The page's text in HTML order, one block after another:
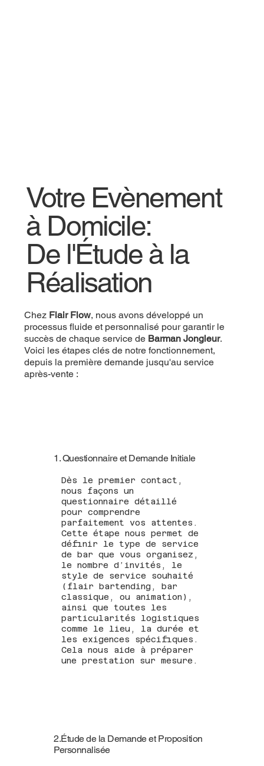
Votre Evènement
à Domicile:
De l'Étude à la
Réalisation
Chez Flair Flow, nous avons développé un
processus fluide et personnalisé pour garantir le
succès de chaque service de Barman Jongleur.
Voici les étapes clés de notre fonctionnement,
depuis la première demande jusqu'au service
après-vente :
1. Questionnaire et Demande Initiale
Dès le premier contact,
nous façons un
questionnaire détaillé
pour comprendre
parfaitement vos attentes.
Cette étape nous permet de
définir le type de service
de bar que vous organisez,
le nombre d’invités, le
style de service souhaité
(flair bartending, bar
classique, ou animation),
ainsi que toutes les
particularités logistiques
comme le lieu, la durée et
les exigences spécifiques.
Cela nous aide à préparer
une prestation sur mesure.
2.Étude de la Demande et Proposition
Personnalisée